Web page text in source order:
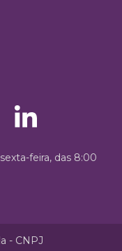
feira, das 8:00
- CNPJ